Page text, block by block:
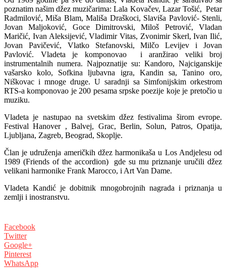
poznatim našim džez muzičarima: Lala Kovačev, Lazar Tošić, Petar
Radmilović, Miša Blam, Mališa Draškoci, Slaviša Pavlović- Stenli,
Jovan Maljoković, Goce Dimitrovski, Miloš Petrović, Vladan
Maričić, Ivan Aleksijević, Vladimir Vitas, Zvonimir Skerl, Ivan Ilić,
Jovan Pavičević, Vlatko Stefanovski, Milčo Levijev i Jovan
Pavlović. Vladeta je komponovao i aranžirao veliki broj
instrumentalnih numera. Najpoznatije su: Kandoro, Najciganskije
vašarsko kolo, Sofkina ljubavna igra, Kandin sa, Tanino oro,
Niškovac i mnoge druge. U saradnji sa Simfonijskim orkestrom
RTS-a komponovao je 200 pesama srpske poezije koje je pretočio u
muziku.
Vladeta je nastupao na svetskim džez festivalima širom evrope.
Festival Hanover , Balvej, Grac, Berlin, Solun, Patros, Opatija,
Ljubljana, Zagreb, Beograd, Skoplje.
Član je udruženja američkih džez harmonikaša u Los Andjelesu od
1989 (Friends of the accordion) gde su mu priznanje uručili džez
velikani harmonike Frank Marocco, i Art Van Dame.
Vladeta Kandić je dobitnik mnogobrojnih nagrada i priznanja u
zemlji i inostranstvu.
Facebook
Twitter
Google+
Pinterest
WhatsApp